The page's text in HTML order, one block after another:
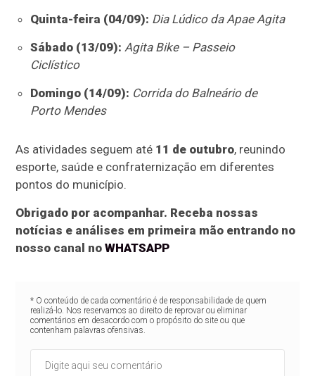
Quinta-feira (04/09): Dia Lúdico da Apae Agita
Sábado (13/09): Agita Bike – Passeio
Ciclístico
Domingo (14/09): Corrida do Balneário de
Porto Mendes
As atividades seguem até 11 de outubro, reunindo
esporte, saúde e confraternização em diferentes
pontos do município.
Obrigado por acompanhar. Receba nossas
notícias e análises em primeira mão entrando no
nosso canal noWHATSAPP
* O conteúdo de cada comentário é de responsabilidade de quem
realizá-lo. Nos reservamos ao direito de reprovar ou eliminar
comentários em desacordo com o propósito do site ou que
contenham palavras ofensivas.